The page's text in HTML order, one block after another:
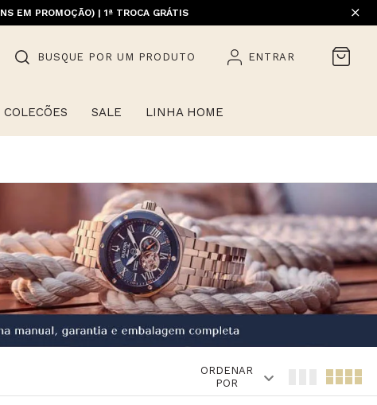
EM PROMOÇÃO) | 1ª TROCA GRÁTIS
BUSQUE POR UM PRODUTO ENTRAR
COLECÕES SALE LINHA HOME
ORDENAR
POR